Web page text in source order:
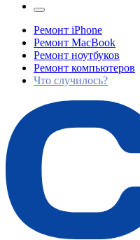
Ремонт iPhone
Ремонт MacBook
Ремонт ноутбуков
Ремонт компьютеров
Что случилось?